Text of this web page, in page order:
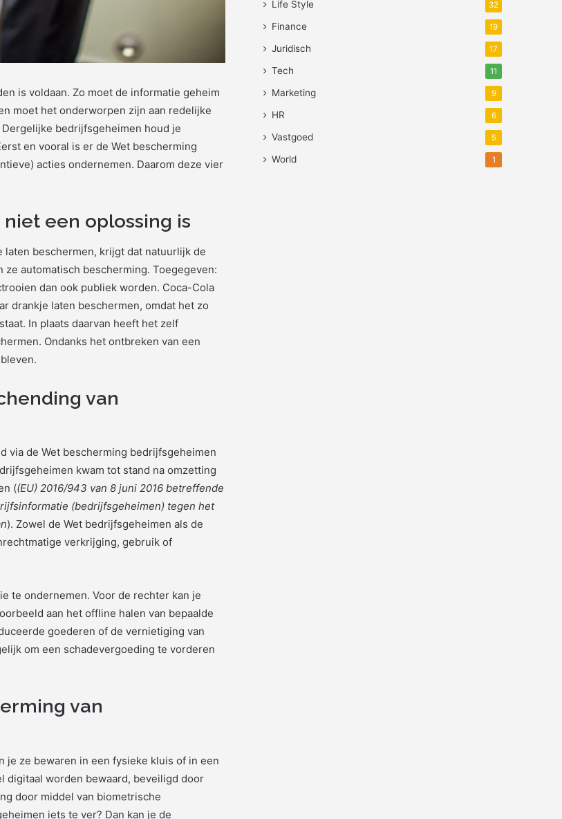
is voldaan. Zo moet de informatie geheim
moet het onderworpen zijn aan redelijke
bedrijfsgeheimen houd je
en vooral is er de Wet bescherming
acties ondernemen. Daarom deze vier
een oplossing is
beschermen, krijgt dat natuurlijk de
automatisch bescherming. Toegegeven:
dan ook publiek worden. Coca-Cola
drankje laten beschermen, omdat het zo
In plaats daarvan heeft het zelf
Ondanks het ontbreken van een
van
via de Wet bescherming bedrijfsgeheimen
kwam tot stand na omzetting
((EU) 2016/943 van 8 juni 2016 betreffende
(bedrijfsgeheimen) tegen het
). Zowel de Wet bedrijfsgeheimen als de
verkrijging, gebruik of
te ondernemen. Voor de rechter kan je
aan het offline halen van bepaalde
goederen of de vernietiging van
om een schadevergoeding te vorderen
van
je ze bewaren in een fysieke kluis of in een
digitaal worden bewaard, beveiligd door
door middel van biometrische
iets te ver? Dan kan je de
Life Style 32
Finance 19
Juridisch 17
Tech 11
Marketing 9
HR 6
Vastgoed 5
World 1